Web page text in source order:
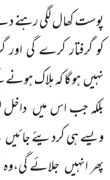
پوست کھال لگی رہنے
کو گرفتار کرے گی اور
نہیںہو گا کہ ہلاک
بلکہ جب اس میں
ویسے ہی کردیئے جائیں
پھر انہیں جلائے گی،وہ